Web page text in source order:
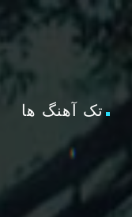
تک آهنگ ها